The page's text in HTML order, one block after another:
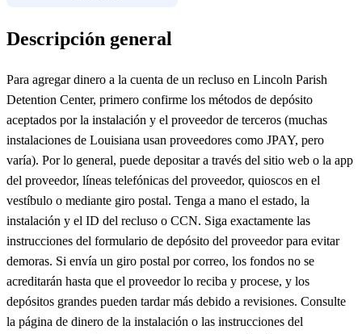
Descripción general
Para agregar dinero a la cuenta de un recluso en Lincoln Parish
Detention Center, primero confirme los métodos de depósito
aceptados por la instalación y el proveedor de terceros (muchas
instalaciones de Louisiana usan proveedores como JPAY, pero
varía). Por lo general, puede depositar a través del sitio web o la app
del proveedor, líneas telefónicas del proveedor, quioscos en el
vestíbulo o mediante giro postal. Tenga a mano el estado, la
instalación y el ID del recluso o CCN. Siga exactamente las
instrucciones del formulario de depósito del proveedor para evitar
demoras. Si envía un giro postal por correo, los fondos no se
acreditarán hasta que el proveedor lo reciba y procese, y los
depósitos grandes pueden tardar más debido a revisiones. Consulte
la página de dinero de la instalación o las instrucciones del